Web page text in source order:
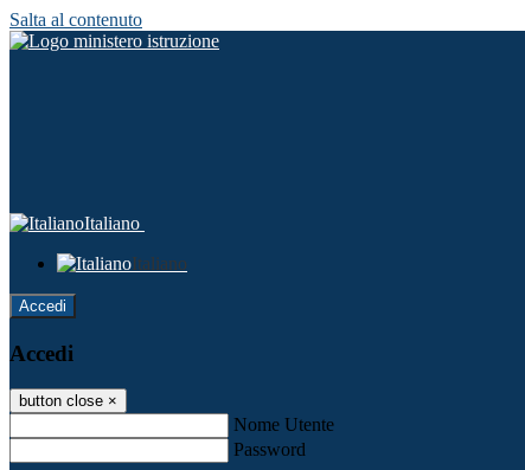
Salta al contenuto
Italiano
Italiano
Accedi
Accedi
button close ×
Nome Utente
Password